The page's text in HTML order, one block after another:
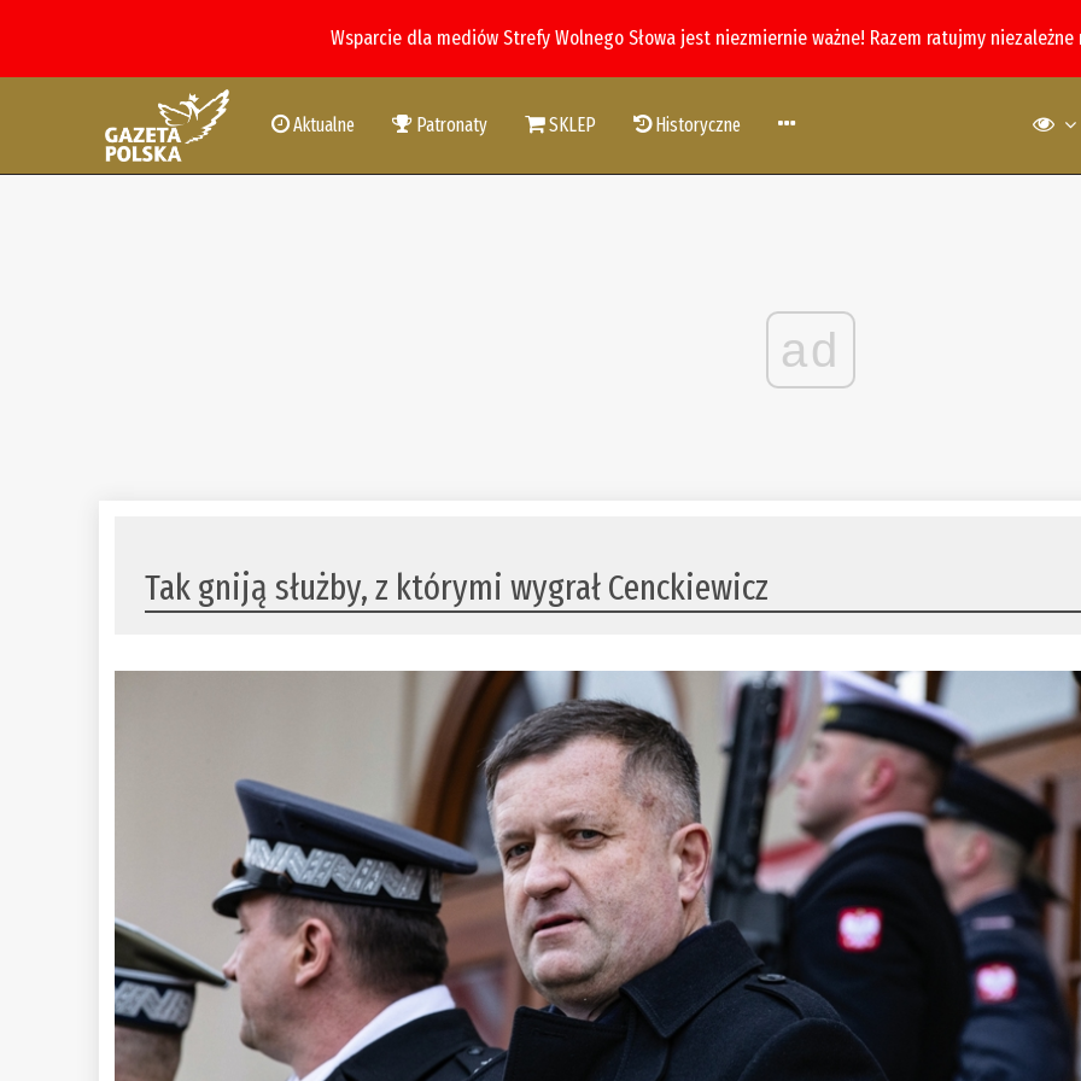
Wsparcie dla mediów Strefy Wolnego Słowa jest niezmiernie ważne! Razem ratujmy
Aktualne Patronaty SKLEP Historyczne
ad
Tak gniją służby, z którymi wygrał Cenckiewicz